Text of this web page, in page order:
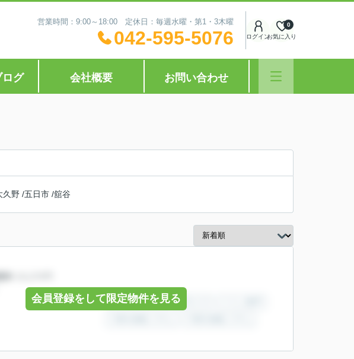
営業時間：9:00～18:00 定休日：毎週水曜・第1・3木曜
042-595-5076 ログインお気に入り
0
ログ 会社概要 お問い合わせ
久野 /五日市 /舘谷
会員登録をして限定物件を見る